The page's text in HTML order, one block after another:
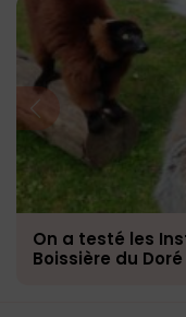
On a testé les
Boissière du Doré